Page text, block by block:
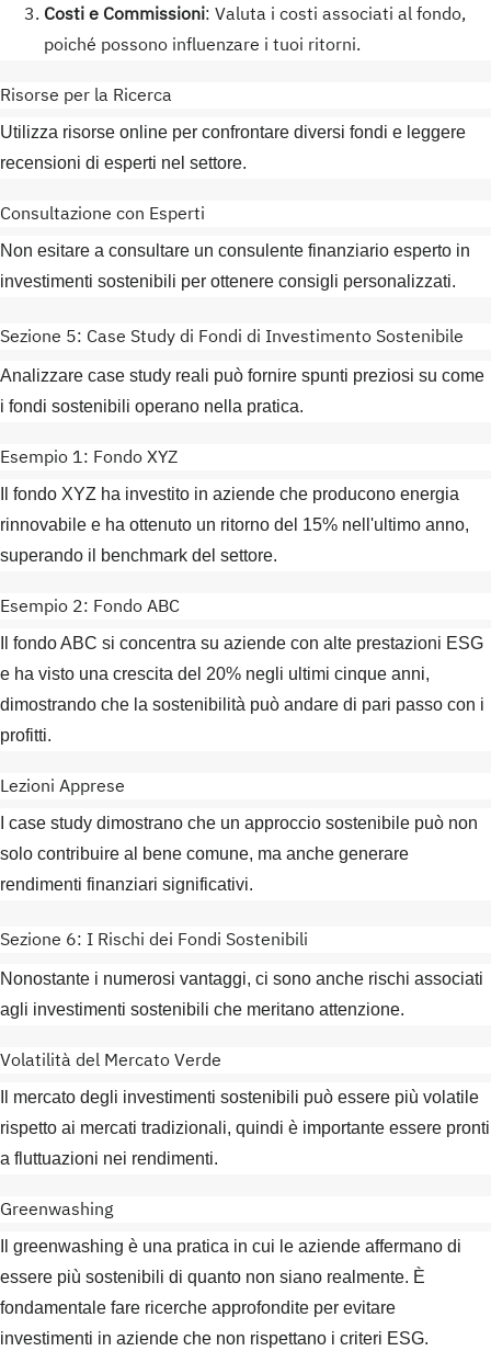
Costi e Commissioni: Valuta i costi associati al fondo,
poiché possono influenzare i tuoi ritorni.
Risorse per la Ricerca
Utilizza risorse online per confrontare diversi fondi e leggere
recensioni di esperti nel settore.
Consultazione con Esperti
Non esitare a consultare un consulente finanziario esperto in
investimenti sostenibili per ottenere consigli personalizzati.
Sezione 5: Case Study di Fondi di Investimento Sostenibile
Analizzare case study reali può fornire spunti preziosi su come
i fondi sostenibili operano nella pratica.
Esempio 1: Fondo XYZ
Il fondo XYZ ha investito in aziende che producono energia
rinnovabile e ha ottenuto un ritorno del 15% nell'ultimo anno,
superando il benchmark del settore.
Esempio 2: Fondo ABC
Il fondo ABC si concentra su aziende con alte prestazioni ESG
e ha visto una crescita del 20% negli ultimi cinque anni,
dimostrando che la sostenibilità può andare di pari passo con i
profitti.
Lezioni Apprese
I case study dimostrano che un approccio sostenibile può non
solo contribuire al bene comune, ma anche generare
rendimenti finanziari significativi.
Sezione 6: I Rischi dei Fondi Sostenibili
Nonostante i numerosi vantaggi, ci sono anche rischi associati
agli investimenti sostenibili che meritano attenzione.
Volatilità del Mercato Verde
Il mercato degli investimenti sostenibili può essere più volatile
rispetto ai mercati tradizionali, quindi è importante essere pronti
a fluttuazioni nei rendimenti.
Greenwashing
Il greenwashing è una pratica in cui le aziende affermano di
essere più sostenibili di quanto non siano realmente. È
fondamentale fare ricerche approfondite per evitare
investimenti in aziende che non rispettano i criteri ESG.